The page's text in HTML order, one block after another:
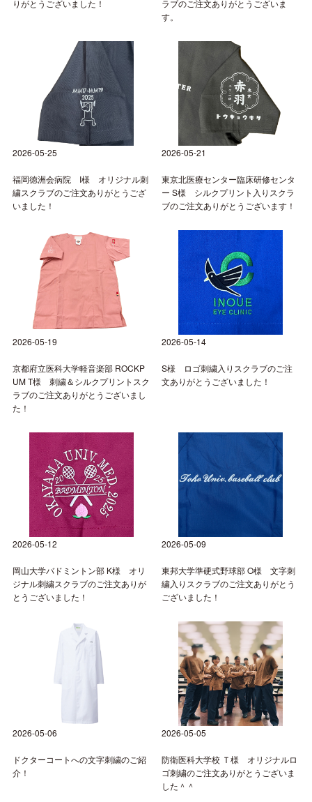
りがとうございました！
ラブのご注文ありがとうございま
す。
2026-05-25
福岡徳洲会病院 I様 オリジナル刺
繍スクラブのご注文ありがとうござ
いました！
2026-05-21
東京北医療センター臨床研修センタ
ー S様 シルクプリント入りスクラ
ブのご注文ありがとうございます！
2026-05-19
京都府立医科大学軽音楽部 ROCKP
UM T様 刺繍＆シルクプリントスク
ラブのご注文ありがとうございまし
た！
2026-05-14
S様 ロゴ刺繍入りスクラブのご注
文ありがとうございました！
2026-05-12
岡山大学バドミントン部 K様 オリ
ジナル刺繍スクラブのご注文ありが
とうございました！
2026-05-09
東邦大学準硬式野球部 O様 文字刺
繍入りスクラブのご注文ありがとう
ございました！
2026-05-06
ドクターコートへの文字刺繍のご紹
介！
2026-05-05
防衛医科大学校 Ｔ様 オリジナルロ
ゴ刺繍のご注文ありがとうございま
した＾＾